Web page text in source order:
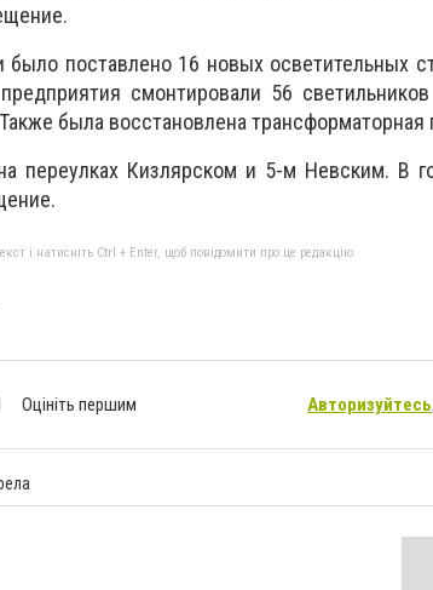
поставлено 16 новых осветительных
смонтировали 56
была восстановлена трансформаторная
переулках Кизлярском и 5-м Невским. В
і натисніть Ctrl + Enter, щоб повідомити про це редакцію
Оцініть першим Авторизуйтесь